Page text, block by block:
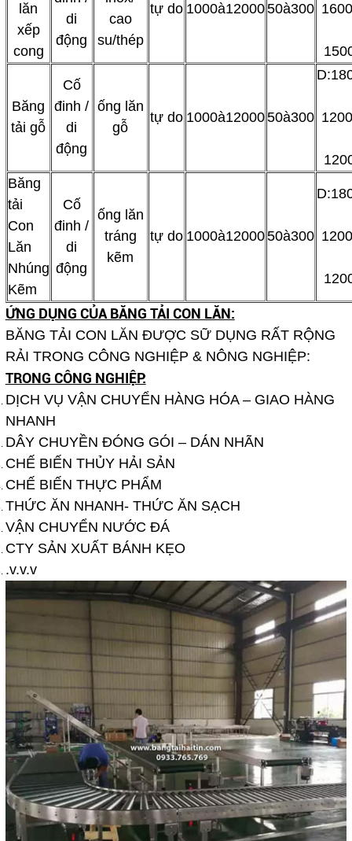
lăn
xếp
cong
di
động
cao
su/thép
tự do 1000à1200050à300
Băng
tải gỗ
Cố
đinh /
di
động
ống lăn
gỗ
tự do 1000à1200050à300
Băng
tải
Con
Lăn
Nhúng
Kẽm
Cố
đinh /
di
động
ống lăn
tráng
kẽm
tự do 1000à1200050à300
ỨNG DỤNG CỦA BĂNG TẢI CON LĂN:
BĂNG TẢI CON LĂN ĐƯỢC SỮ DỤNG RẤT RỘNG
RẢI TRONG CÔNG NGHIỆP & NÔNG NGHIỆP:
TRONG CÔNG NGHIỆP:
DỊCH VỤ VẬN CHUYỂN HÀNG HÓA – GIAO HÀNG
NHANH
DÂY CHUYỀN ĐÓNG GÓI – DÁN NHÃN
CHẾ BIẾN THỦY HẢI SẢN
CHẾ BIẾN THỰC PHẨM
THỨC ĂN NHANH- THỨC ĂN SẠCH
VẬN CHUYỂN NƯỚC ĐÁ
CTY SẢN XUẤT BÁNH KẸO
.v.v.v